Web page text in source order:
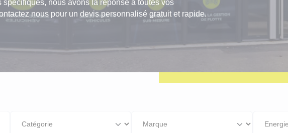
LLD Peugeot Boxer
LLD Citroën C3
nous avons la réponse à toutes vos
nous pour un devis personnalisé gratuit et rapide.